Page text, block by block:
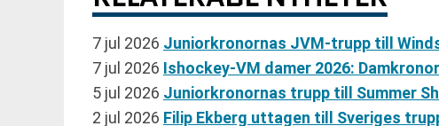
7 jul 2026 Juniorkronornas JVM-trupp till
7 jul 2026 Ishockey-VM damer 2026:
5 jul 2026 Juniorkronornas trupp till Summer
2 jul 2026 Filip Ekberg uttagen till Sveriges